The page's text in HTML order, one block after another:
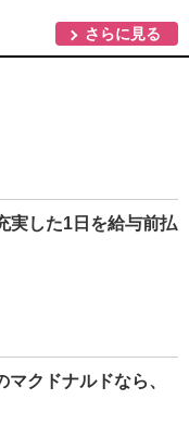
さらに見る
実した1日を給与前払
クドナルドなら、